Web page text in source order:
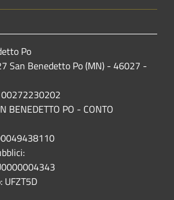
Po
San Benedetto Po (MN) - 46027 -
00272230202
BENEDETTO PO - CONTO
UFZT5D